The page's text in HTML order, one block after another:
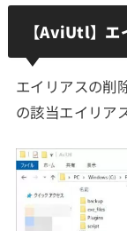
【AviUtl】エ
エイリアスの削
の該当エイリア